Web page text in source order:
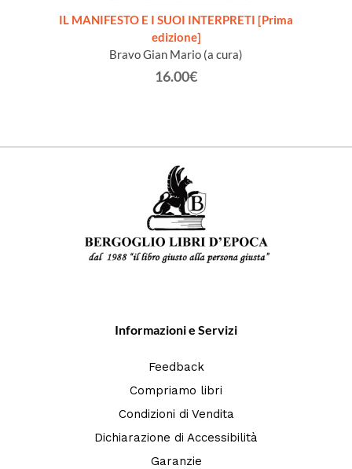
IL MANIFESTO E I SUOI INTERPRETI [Prima
edizione]
Bravo Gian Mario (a cura)
16.00€
Informazioni e Servizi
Feedback
Compriamo libri
Condizioni di Vendita
Dichiarazione di Accessibilità
Garanzie